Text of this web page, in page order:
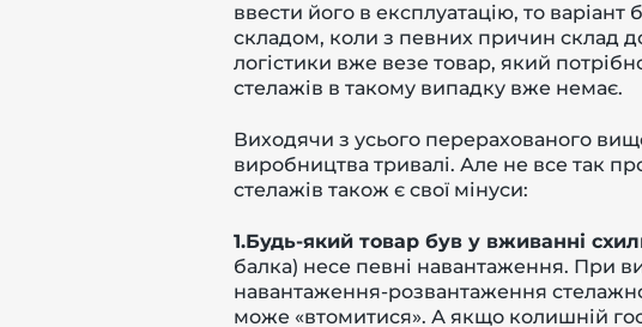
ввести його в експлуатацію, то
складом, коли з певних причин склад
логістики вже везе товар, який
стелажів в такому випадку вже немає.
Виходячи з усього перерахованого
виробництва тривалі. Але не все так
стелажів також є свої мінуси:
1.Будь-який товар був у вживанні
балка) несе певні навантаження. При
навантаження-розвантаження
може «втомитися». А якщо колишній